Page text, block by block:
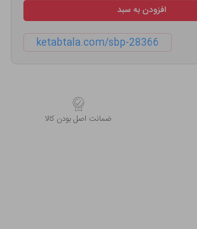
افزودن به سبد
ketabtala.com/sbp-28366
ﺿﻤﺎﻧﺖ اﺻﻞ ﺑﻮدن ﮐﺎﻟﺎ